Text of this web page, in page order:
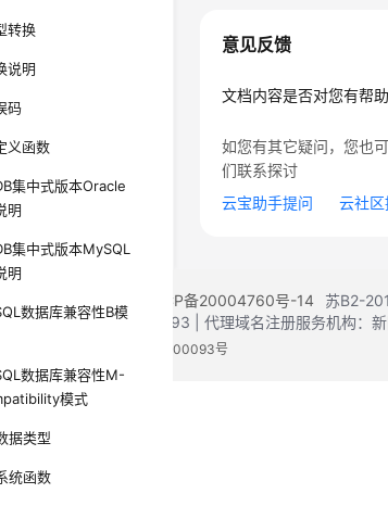
转换
说明
码
义函数
集中式版本Oracle
明
集中式版本MySQL
明
数据库兼容性B模
数据库兼容性M-
模式
据类型
统函数
意见反馈
文档内容是否对您有帮助
如您有其它疑问，您也
们联系探讨
云宝助手提问
云社区
黔ICP备20004760号-14 苏B2-
许可证：B1.B2-20200593 | 代理域名注册服务机构：
贵公网安备 52990002000093号